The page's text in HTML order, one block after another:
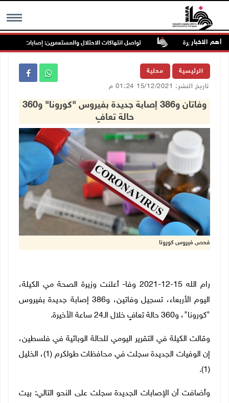
MENU أهم الاخبار تواصل انتهاكات الاحتلال والمستعمرين: إصابات واعتقالات
الرئيسية محلية
تاريخ النشر: 15/12/2021 01:24 م
وفاتان و386 إصابة جديدة بفيروس "كورونا" و360
حالة تعافٍ
فحص فيروس كورونا
رام الله 15-12-2021 وفا- أعلنت وزيرة الصحة مي الكيلة،
اليوم الأربعاء، تسجيل وفاتين، و386 إصابة جديدة بفيروس
"كورونا"، و360 حالة تعافٍ خلال الـ24 ساعة الأخيرة.
وقالت الكيلة في التقرير اليومي للحالة الوبائية في فلسطين،
إن الوفيات الجديدة سجلت في محافظات طولكرم (1)، الخليل
(1).
وأضافت أن الإصابات الجديدة سجلت على النحو التالي: بيت